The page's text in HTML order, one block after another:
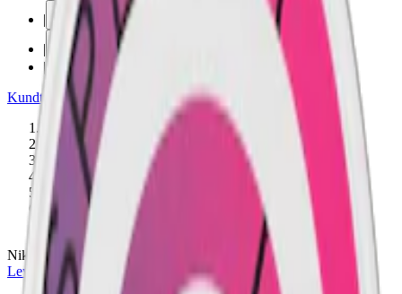
| rökning
| iqos
|snuskuriren
Kundtjänst|Varumärken
Produkter
Lewa
Nikotinfritt
Vitamin/Koffeinsnus
Slim
Nikotinfri
Bär
Nikotinfri
Lewa